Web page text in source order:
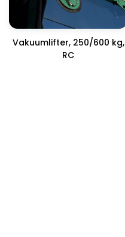
Vakuumlifter, 250/600 kg,
RC